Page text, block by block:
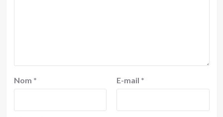
Nom * E-mail *